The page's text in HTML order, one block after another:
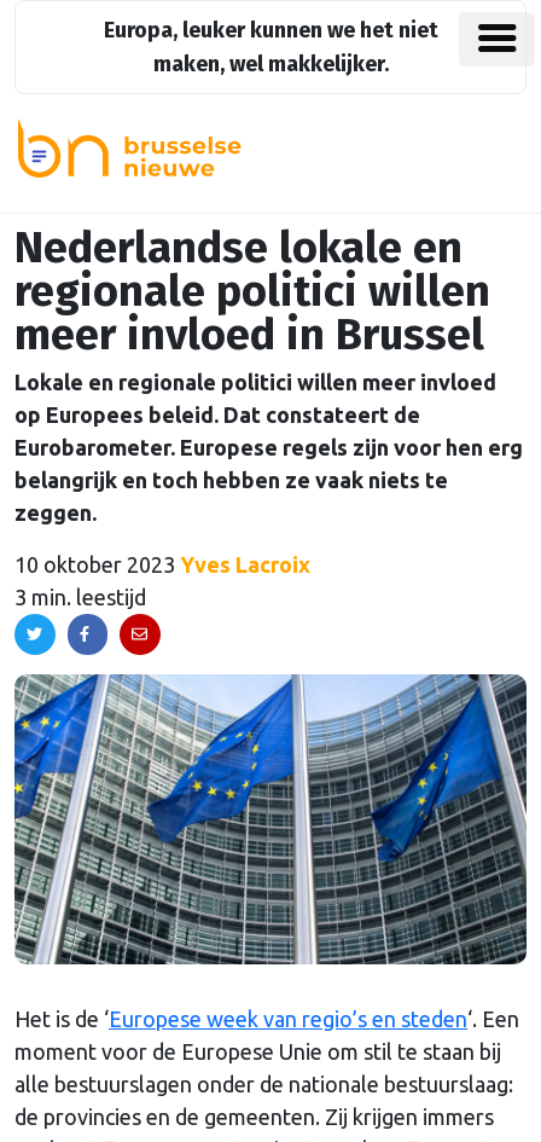
Europa, leuker kunnen we het niet
maken, wel makkelijker.
Nederlandse lokale en
regionale politici willen
meer invloed in Brussel
Lokale en regionale politici willen meer invloed
op Europees beleid. Dat constateert de
Eurobarometer. Europese regels zijn voor hen erg
belangrijk en toch hebben ze vaak niets te
zeggen.
10 oktober 2023 Yves Lacroix
3 min. leestijd
Het is de ‘Europese week van regio’s en steden‘. Een
moment voor de Europese Unie om stil te staan bij
alle bestuurslagen onder de nationale bestuurslaag:
de provincies en de gemeenten. Zij krijgen immers